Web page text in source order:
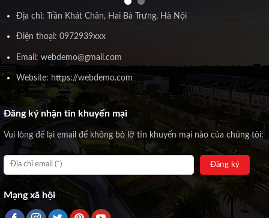
Địa chỉ: Trần Khát Chân, Hai Bà Trưng, Hà Nội
Điện thoại: 0972939xxx
Email: webdemo@gmail.com
Website: https://webdemo.com
Đăng ký nhận tin khuyến mại
Vui lòng để lại email để không bỏ lỡ tin khuyến mại nào của chúng tôi:
Mạng xã hội